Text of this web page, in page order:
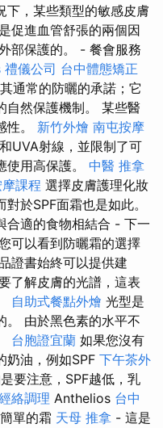
下，某些類型的敏感皮膚
促進血管舒張的兩個因
部保護的。 - 餐會服務
禮儀公司 台中體態矯正
通常的防曬的承諾；它
自然保護機制。 某些醫
性。 新竹外燴 南屯按摩
UVA射線，並限制了可
使用高保護。 中醫 推拿
課程 選擇皮膚護理化妝
於SPF面霜也是如此。
合適的食物相結合 - 下一
可以看到防曬霜的選擇
證書始終可以提供建
了解皮膚的光譜，這表
自助式餐點外燴 光型是
。 由於黑色素的水平不
台胞證宜蘭 如果您沒有
奶油，例如SPF 下午茶外
要注意，SPF越低，乳
絡調理 Anthelios 台中
單的霜 天母 推拿 - 這是